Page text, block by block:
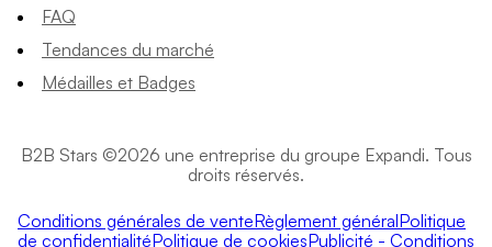
FAQ
Tendances du marché
Médailles et Badges
B2B Stars ©2026 une entreprise du groupe Expandi. Tous
droits réservés.
Conditions générales de venteRèglement généralPolitique
de confidentialitéPolitique de cookiesPublicité - Conditions